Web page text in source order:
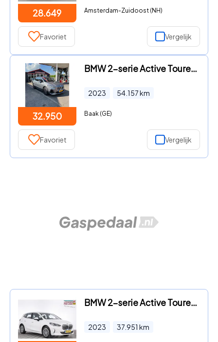
28.649 Amsterdam-Zuidoost (NH)
Favoriet Vergelijk
32.950
BMW 2-serie Active Tourer - (f45) 225xe 224pk Aut Model M Sport
2023 54.157km
Baak (GE)
Favoriet Vergelijk
BMW 2-serie Active Tourer - 225 xDrive Luxury Line | Keyless | Camera | Sportstoelen | P
2023 37.951 km